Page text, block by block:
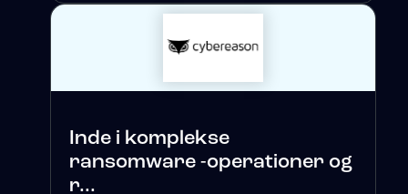
Inde i komplekse
ransomware -operationer og
r...